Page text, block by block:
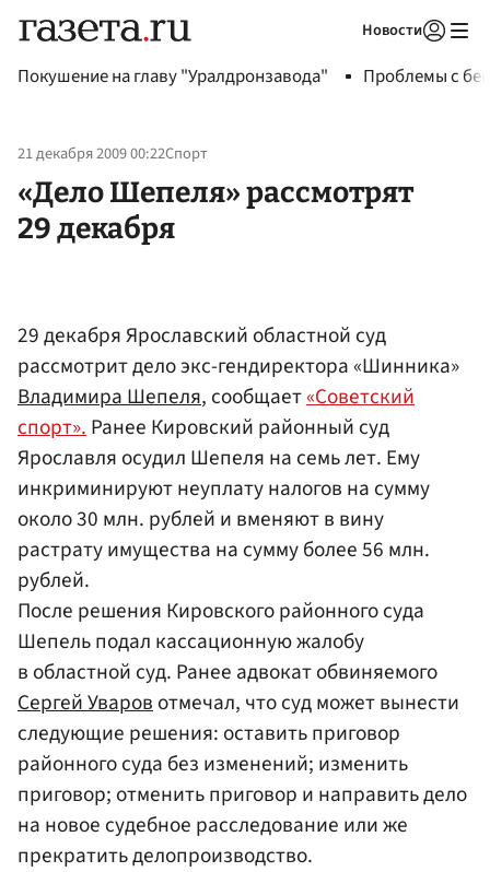
Новости
Покушение на главу "Уралдронзавода" Проблемы с
21 декабря 2009 00:22Спорт
«Дело Шепеля» рассмотрят
29 декабря
29 декабря Ярославский областной суд
рассмотрит дело экс-гендиректора «Шинника»
Владимира Шепеля, сообщает«Советский
спорт».Ранее Кировский районный суд
Ярославля осудил Шепеля на семь лет. Ему
инкриминируют неуплату налогов на сумму
около 30 млн. рублей и вменяют в вину
растрату имущества на сумму более 56 млн.
рублей.
После решения Кировского районного суда
Шепель подал кассационную жалобу
в областной суд. Ранее адвокат обвиняемого
Сергей Уваровотмечал, что суд может вынести
следующие решения: оставить приговор
районного суда без изменений; изменить
приговор; отменить приговор и направить дело
на новое судебное расследование или же
прекратить делопроизводство.